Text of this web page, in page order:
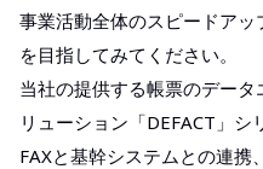
事業活動全体のスピードア
を目指してみてください。
当社の提供する帳票のデー
リューション「DEFACT」シ
FAXと基幹システムとの連携